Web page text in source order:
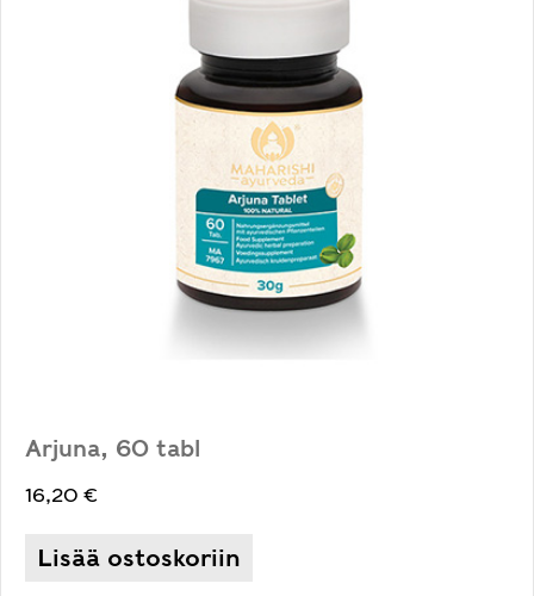
Arjuna, 60 tabl
16,20 €
Lisää ostoskoriin